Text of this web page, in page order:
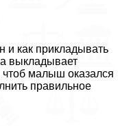
и как прикладывать
выкладывает
чтоб малыш оказался
правильное